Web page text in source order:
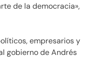
de la democracia»,
empresarios y
gobierno de Andrés